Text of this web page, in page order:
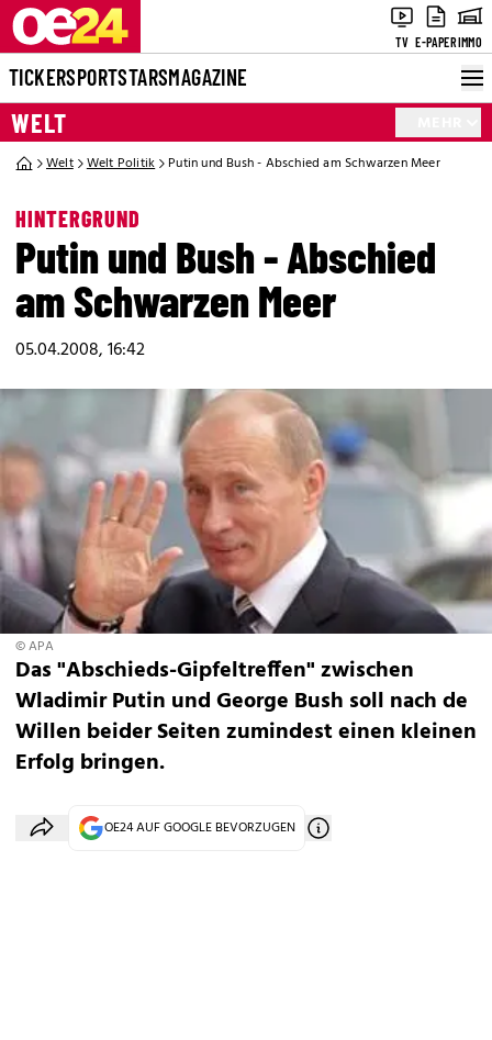
TV E-PAPERIMMO
TICKERSPORTSTARSMAGAZINE
WELT
Welt Welt Politik Putin und Bush - Abschied am Schwarzen Meer
HINTERGRUND
Putin und Bush - Abschied
am Schwarzen Meer
05.04.2008, 16:42
© APA
Das "Abschieds-Gipfeltreffen" zwischen
Wladimir Putin und George Bush soll nach de
Willen beider Seiten zumindest einen kleinen
Erfolg bringen.
OE24 AUF GOOGLE BEVORZUGEN